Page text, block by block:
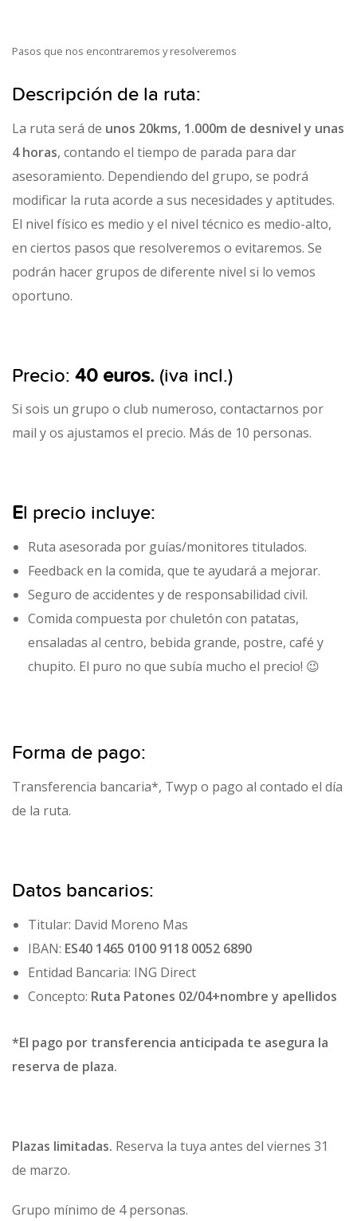
Pasos que nos encontraremos y resolveremos
Descripción de la ruta:
La ruta será de unos 20kms, 1.000m de desnivel y unas
4 horas, contando el tiempo de parada para dar
asesoramiento. Dependiendo del grupo, se podrá
modificar la ruta acorde a sus necesidades y aptitudes.
El nivel físico es medio y el nivel técnico es medio-alto,
en ciertos pasos que resolveremos o evitaremos. Se
podrán hacer grupos de diferente nivel si lo vemos
oportuno.
Precio: 40 euros. (iva incl.)
Si sois un grupo o club numeroso, contactarnos por
mail y os ajustamos el precio. Más de 10 personas.
El precio incluye:
Ruta asesorada por guías/monitores titulados.
Feedback en la comida, que te ayudará a mejorar.
Seguro de accidentes y de responsabilidad civil.
Comida compuesta por chuletón con patatas,
ensaladas al centro, bebida grande, postre, café y
chupito. El puro no que subía mucho el precio! 😉
Forma de pago:
Transferencia bancaria*, Twyp o pago al contado el día
de la ruta.
Datos bancarios:
Titular: David Moreno Mas
IBAN: ES40 1465 0100 9118 0052 6890
Entidad Bancaria: ING Direct
Concepto: Ruta Patones 02/04+nombre y apellidos
*El pago por transferencia anticipada te asegura la
reserva de plaza.
Plazas limitadas. Reserva la tuya antes del viernes 31
de marzo.
Grupo mínimo de 4 personas.